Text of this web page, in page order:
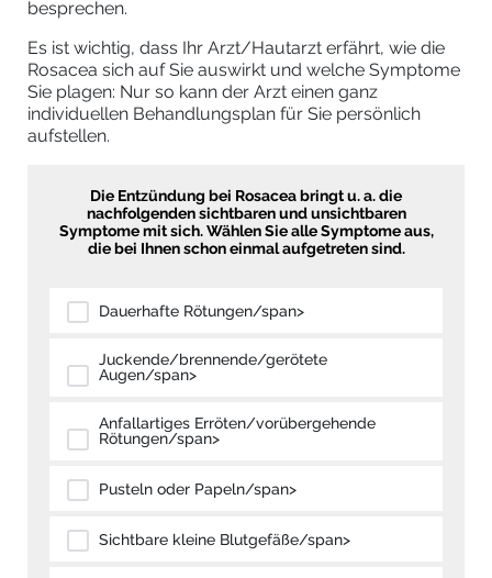
besprechen.
Es ist wichtig, dass Ihr Arzt/Hautarzt erfährt, wie die
Rosacea sich auf Sie auswirkt und welche Symptome
Sie plagen: Nur so kann der Arzt einen ganz
individuellen Behandlungsplan für Sie persönlich
aufstellen.
Die Entzündung bei Rosacea bringt u. a. die
nachfolgenden sichtbaren und unsichtbaren
Symptome mit sich. Wählen Sie alle Symptome aus,
die bei Ihnen schon einmal aufgetreten sind.
Dauerhafte Rötungen/span>
Juckende/brennende/gerötete
Augen/span>
Anfallartiges Erröten/vorübergehende
Rötungen/span>
Pusteln oder Papeln/span>
Sichtbare kleine Blutgefäße/span>